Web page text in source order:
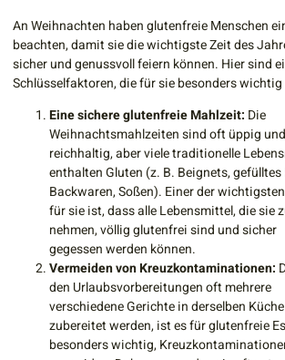
An Weihnachten haben glutenfreie Menschen
beachten, damit sie die wichtigste Zeit des
sicher und genussvoll feiern können. Hier sind
Schlüsselfaktoren, die für sie besonders
Eine sichere glutenfreie Mahlzeit: Die
Weihnachtsmahlzeiten sind oft üppig und
reichhaltig, aber viele traditionelle
enthalten Gluten (z. B. Beignets,
Backwaren, Soßen). Einer der
für sie ist, dass alle Lebensmittel, die sie
nehmen, völlig glutenfrei sind und sicher
gegessen werden können.
Vermeiden von Kreuzkontaminationen:
den Urlaubsvorbereitungen oft mehrere
verschiedene Gerichte in derselben Küche
zubereitet werden, ist es für glutenfreie
besonders wichtig,